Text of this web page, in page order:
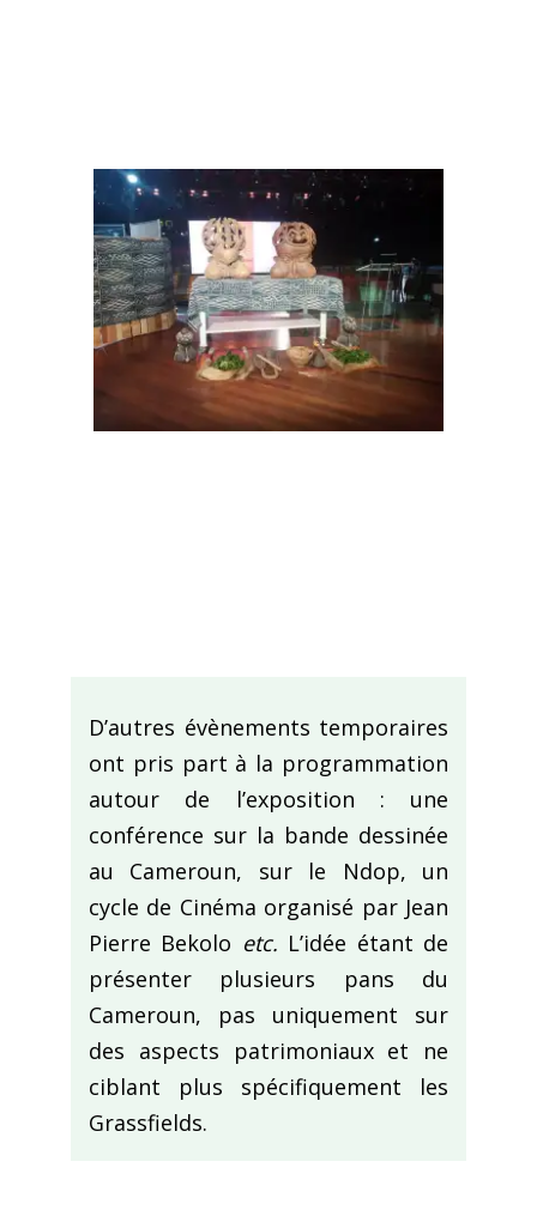
D’autres évènements temporaires
ont pris part à la programmation
autour de l’exposition : une
conférence sur la bande dessinée
au Cameroun, sur le Ndop, un
cycle de Cinéma organisé par Jean
Pierre Bekolo etc. L’idée étant de
présenter plusieurs pans du
Cameroun, pas uniquement sur
des aspects patrimoniaux et ne
ciblant plus spécifiquement les
Grassfields.